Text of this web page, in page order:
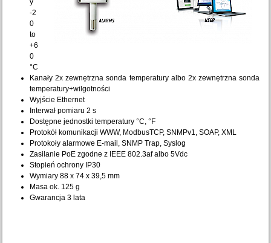
y
-2
0
to
+6
0
°C
Kanały 2x zewnętrzna sonda temperatury albo 2x zewnętrzna sonda
temperatury+wilgotności
Wyjście Ethernet
Interwał pomiaru 2 s
Dostępne jednostki temperatury °C, °F
Protokół komunikacji WWW, ModbusTCP, SNMPv1, SOAP, XML
Protokoły alarmowe E-mail, SNMP Trap, Syslog
Zasilanie PoE zgodne z IEEE 802.3af albo 5Vdc
Stopień ochrony IP30
Wymiary 88 x 74 x 39,5 mm
Masa ok. 125 g
Gwarancja 3 lata